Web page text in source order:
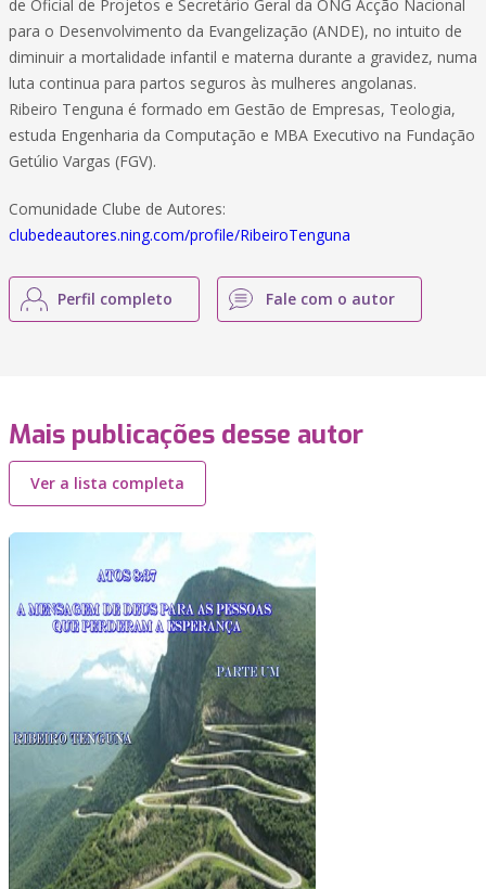
de Oficial de Projetos e Secretário Geral da ONG Acção Nacional
para o Desenvolvimento da Evangelização (ANDE), no intuito de
diminuir a mortalidade infantil e materna durante a gravidez, numa
luta continua para partos seguros às mulheres angolanas.
Ribeiro Tenguna é formado em Gestão de Empresas, Teologia,
estuda Engenharia da Computação e MBA Executivo na Fundação
Getúlio Vargas (FGV).
Comunidade Clube de Autores:
clubedeautores.ning.com/profile/RibeiroTenguna
Perfil completo Fale com o autor
Mais publicações desse autor
Ver a lista completa